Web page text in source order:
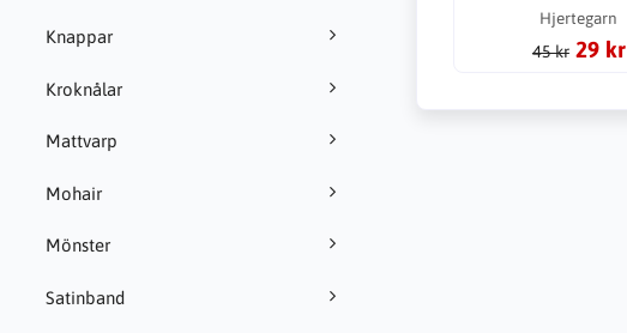
Knappar
Kroknålar
Mattvarp
Mohair
Mönster
Satinband
Hjertegarn
45 kr 29 kr